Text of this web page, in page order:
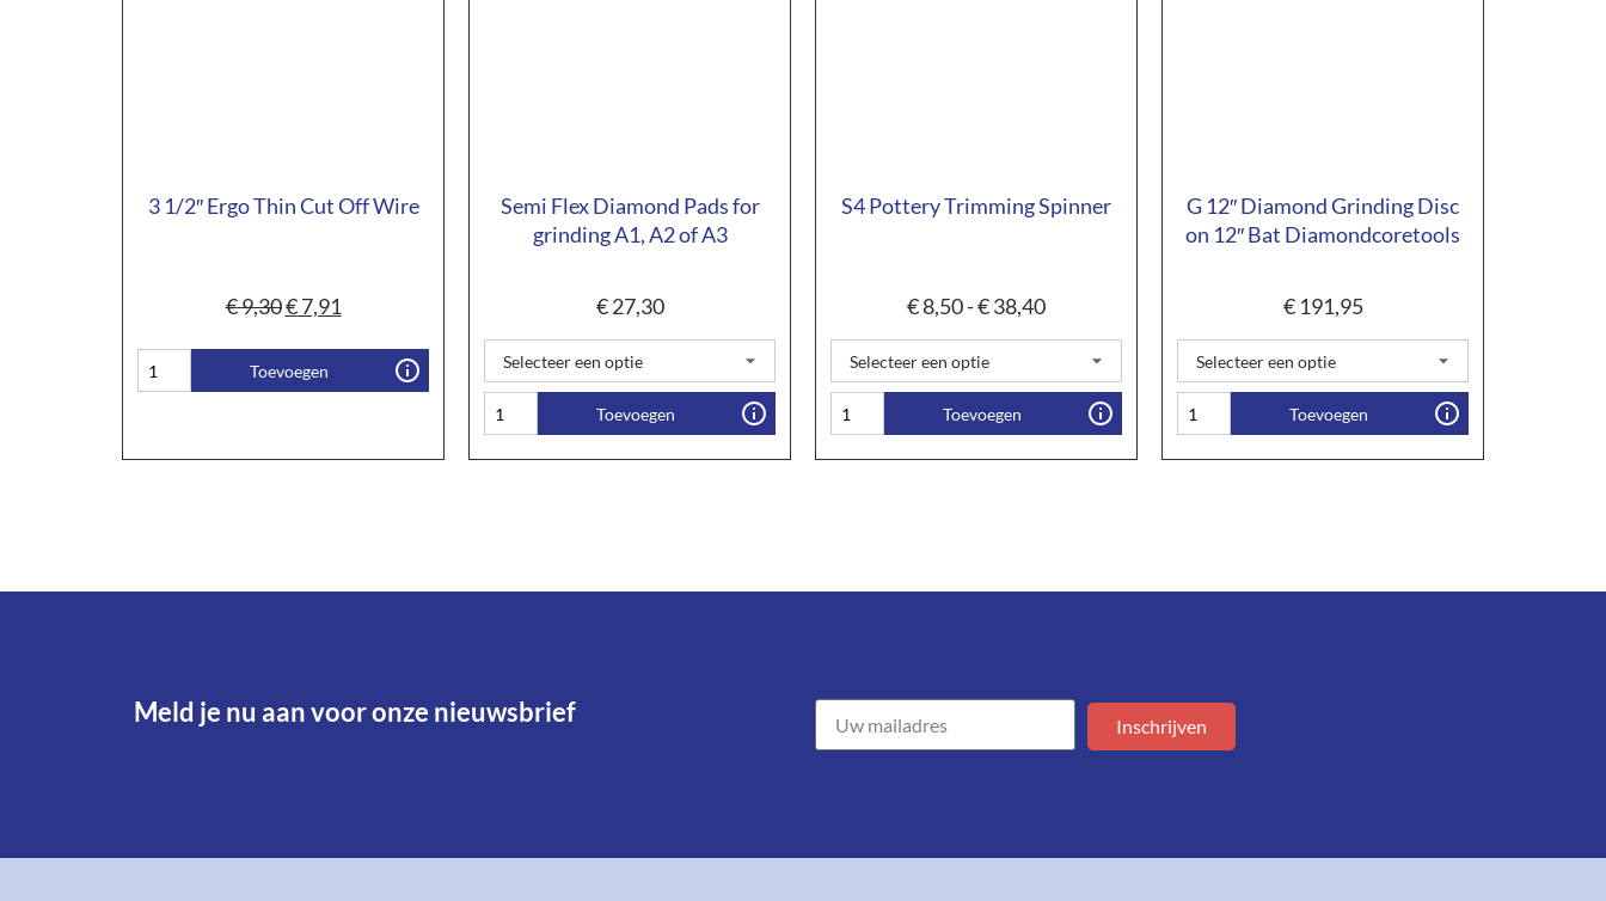
3 1/2″ Ergo Thin Cut Off Wire
€9,30€7,91
Toevoegen
Semi Flex Diamond Pads for
grinding A1, A2 of A3
€27,30
Toevoegen
S4 Pottery Trimming Spinner
€8,50-€38,40
Toevoegen
G 12″ Diamond Grinding Disc
on 12″ Bat Diamondcoretools
€191,95
Toevoegen
Meld je nu aan voor onze nieuwsbrief​ Inschrijven